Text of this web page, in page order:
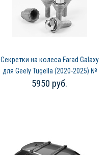
Секретки на колеса Farad Galaxy
для Geely Tugella (2020-2025) №
VV3M
5950 руб.